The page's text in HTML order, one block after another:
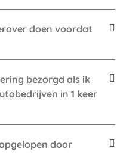
doen voordat
bezorgd als ik
in 1 keer
door